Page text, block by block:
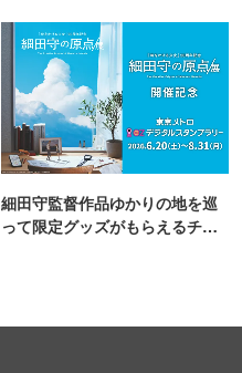
細田守監督作品ゆかりの地を巡
って限定グッズがもらえるチャ